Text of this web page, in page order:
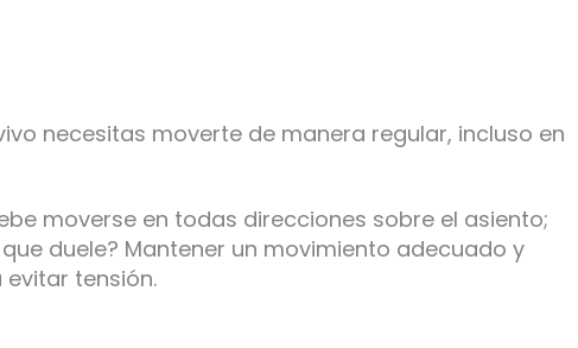
necesitas moverte de manera regular, incluso en
moverse en todas direcciones sobre el asiento;
duele? Mantener un movimiento adecuado y
tensión.